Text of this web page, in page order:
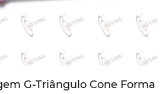
G-Triângulo Cone Forma